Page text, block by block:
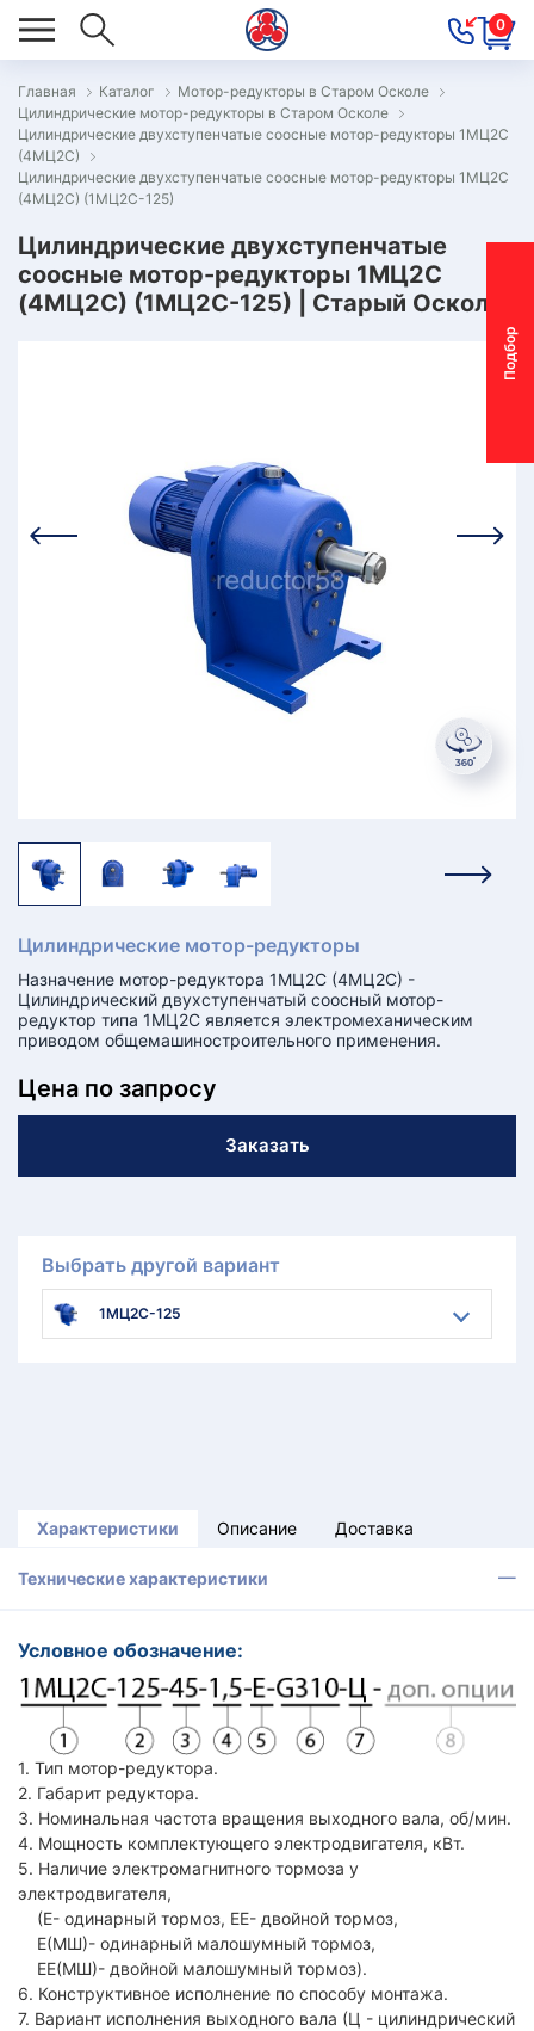
0
П
о
д
б
о
р
м
о
т
о
р
-
р
е
д
у
к
т
о
р
Главная Каталог
Мотор-редукторы в Старом Осколе
Цилиндрические мотор-редукторы в Старом Осколе
Цилиндрические двухступенчатые соосные мотор-редукторы 1МЦ2С
(4МЦ2С)
Цилиндрические двухступенчатые соосные мотор-редукторы 1МЦ2С
(4МЦ2С) (1МЦ2С-125)
Цилиндрические двухступенчатые
соосные мотор-редукторы 1МЦ2С
(4МЦ2С) (1МЦ2С-125) | Старый Оскол
Цилиндрические мотор-редукторы
Назначение мотор-редуктора 1МЦ2С (4МЦ2С) -
Цилиндрический двухступенчатый соосный мотор-
редуктор типа 1МЦ2С является электромеханическим
приводом общемашиностроительного применения.
Цена по запросу
Заказать
Выбрать другой вариант
1МЦ2С-125
Характеристики Описание Доставка
Технические характеристики
Условное обозначение:
1. Тип мотор-редуктора.
2. Габарит редуктора.
3. Номинальная частота вращения выходного вала, об/мин.
4. Мощность комплектующего электродвигателя, кВт.
5. Наличие электромагнитного тормоза у
электродвигателя,
(Е- одинарный тормоз, ЕЕ- двойной тормоз,
Е(МШ)- одинарный малошумный тормоз,
ЕЕ(МШ)- двойной малошумный тормоз).
6. Конструктивное исполнение по способу монтажа.
7. Вариант исполнения выходного вала (Ц - цилиндрический